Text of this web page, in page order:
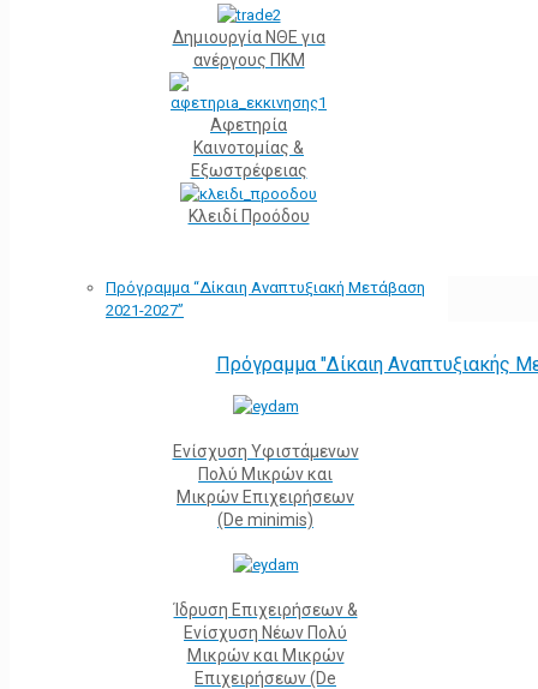
Δημιουργία ΝΘΕ για
ανέργους ΠΚΜ
Αφετηρία
Kαινοτομίας &
Εξωστρέφειας
Κλειδί Προόδου
Πρόγραμμα “Δίκαιη Αναπτυξιακή Μετάβαση
2021-2027”
Πρόγραμμα "Δίκαιη Αναπτυξιακής
Ενίσχυση Υφιστάμενων
Πολύ Μικρών και
Μικρών Επιχειρήσεων
(De minimis)
Ίδρυση Επιχειρήσεων &
Ενίσχυση Νέων Πολύ
Μικρών και Μικρών
Επιχειρήσεων (De